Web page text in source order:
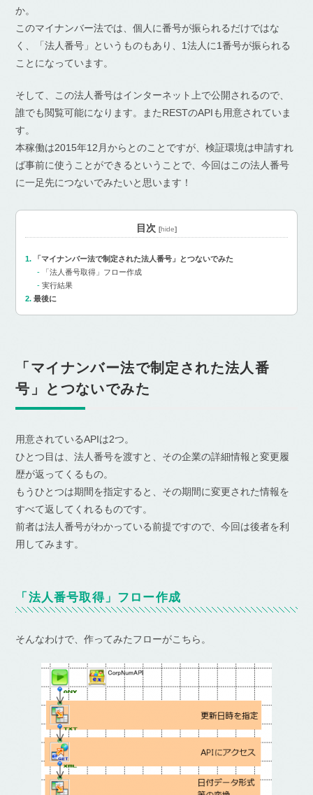
か。
このマイナンバー法では、個人に番号が振られるだけではな
く、「法人番号」というものもあり、1法人に1番号が振られる
ことになっています。
そして、この法人番号はインターネット上で公開されるので、
誰でも閲覧可能になります。またRESTのAPIも用意されていま
す。
本稼働は2015年12月からとのことですが、検証環境は申請すれ
ば事前に使うことができるということで、今回はこの法人番号
に一足先につないでみたいと思います！
目次 [hide]
「マイナンバー法で制定された法人番号」とつないでみた
「法人番号取得」フロー作成
実行結果
最後に
「マイナンバー法で制定された法人番
号」とつないでみた
用意されているAPIは2つ。
ひとつ目は、法人番号を渡すと、その企業の詳細情報と変更履
歴が返ってくるもの。
もうひとつは期間を指定すると、その期間に変更された情報を
すべて返してくれるものです。
前者は法人番号がわかっている前提ですので、今回は後者を利
用してみます。
「法人番号取得」フロー作成
そんなわけで、作ってみたフローがこちら。